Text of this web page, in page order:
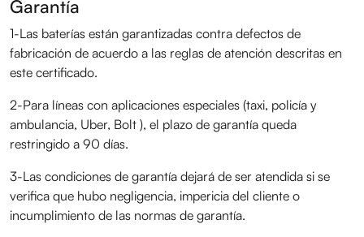
Garantía
1-Las baterías están garantizadas contra defectos de
fabricación de acuerdo a las reglas de atención descritas en
este certificado.
2-Para líneas con aplicaciones especiales (taxi, policía y
ambulancia, Uber, Bolt ), el plazo de garantía queda
restringido a 90 días.
3-Las condiciones de garantía dejará de ser atendida si se
verifica que hubo negligencia, impericia del cliente o
incumplimiento de las normas de garantía.